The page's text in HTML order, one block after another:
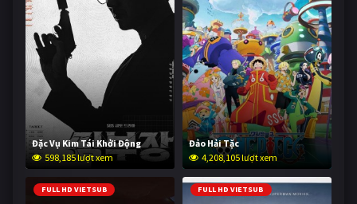
Đặc Vụ Kim Tái Khởi Động
598,185 lượt xem
Đảo Hải Tặc
4,208,105 lượt xem
FULL HD VIETSUB FULL HD VIETSUB